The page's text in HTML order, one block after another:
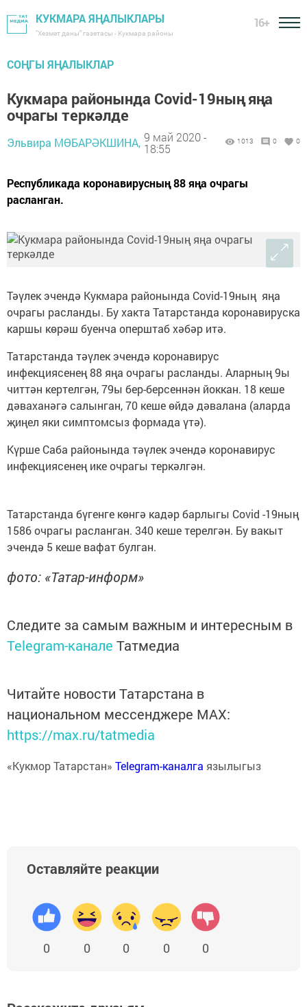
КУКМАРА ЯҢАЛЫКЛАРЫ
"Хезмәт даны" газетасы - Кукмара районы
16+
СОҢГЫ ЯҢАЛЫКЛАР
Кукмара районында Covid-19ның яңа
очрагы теркәлде
Эльвира МӨБАРӘКШИНА, 9 май 2020 -
18:55
1013 0 0
Республикада коронавирусның 88 яңа очрагы
расланган.
Тәүлек эчендә Кукмара районында Covid-19ның яңа
очрагы расланды. Бу хакта Татарстанда коронавируска
каршы көрәш буенча оперштаб хәбәр итә.
Татарстанда тәүлек эчендә коронавирус
инфекциясенең 88 яңа очрагы расланды. Аларның 9ы
читтән кертелгән, 79ы бер-берсеннән йоккан. 18 кеше
дәваханәгә салынган, 70 кеше өйдә дәвалана (аларда
җиңел яки симптомсыз формада үтә).
Күрше Саба районында тәүлек эчендә коронавирус
инфекциясенең ике очрагы теркәлгән.
Татарстанда бүгенге көнгә кадәр барлыгы Covid -19ның
1586 очрагы расланган. 340 кеше терелгән. Бу вакыт
эчендә 5 кеше вафат булган.
фото: «Татар-информ»
Следите за самым важным и интересным в
Telegram-канале Татмедиа
Читайте новости Татарстана в
национальном мессенджере MАХ:
https://max.ru/tatmedia
«Кукмор Татарстан» Telegram-каналга язылыгыз
Оставляйте реакции
0 0 0 0 0